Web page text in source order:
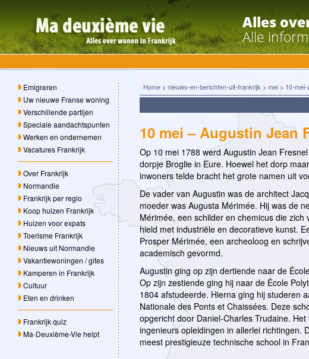
Alles
Alle
Emigreren
Uw nieuwe Franse woning
Verschillende partijen
Speciale aandachtspunten
Werken en ondernemen
Vacatures Frankrijk
Over Frankrijk
Normandie
Frankrijk per regio
Koop huizen Frankrijk
Huizen voor expats
Toerisme Frankrijk
Nieuws uit Normandie
Vakantiewoningen / gites
Kamperen in Frankrijk
Cultuur
Eten en drinken
Frankrijk quiz
Ma-Deuxième-Vie helpt
Home > nieuws-en-berichten-uit-frankrijk > mei > 10-
10 mei – Augustin Jean
Op 10 mei 1788 werd Augustin Jean
dorpje Broglie in Eure. Hoewel het dorp
inwoners telde bracht het grote namen uit
De vader van Augustin was de architect
moeder was Augusta Mérimée. Hij was de
Mérimée, een schilder en chemicus die zich
hield met industriële en decoratieve kunst.
Prosper Mérimée, een archeoloog en
academisch gevormd.
Augustin ging op zijn dertiende naar de
Op zijn zestiende ging hij naar de Ėcole
1804 afstudeerde. Hierna ging hij studeren
Nationale des Ponts et Chaissées. Deze
opgericht door Daniel-Charles Trudaine.
ingenieurs opleidingen in allerlei richtingen.
meest prestigieuze technische school in